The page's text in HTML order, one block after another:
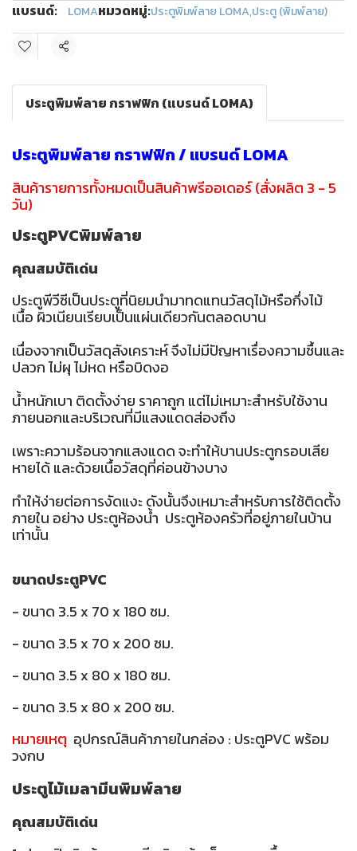
แบรนด์:
LOMAหมวดหมู่:ประตูพิมพ์ลาย LOMA,ประตู (พิมพ์ลาย)
แชร์
ประตูพิมพ์ลาย กราฟฟิก (แบรนด์ LOMA)
ประตูพิมพ์ลาย กราฟฟิก / แบรนด์ LOMA
สินค้ารายการทั้งหมดเป็นสินค้าพรีออเดอร์ (สั่งผลิต 3 - 5
วัน)
ประตูPVCพิมพ์ลาย
คุณสมบัติเด่น
ประตูพีวีซีเป็นประตูที่นิยมนำมาทดแทนวัสดุไม้หรือกึ่งไม้
เนื้อ ผิวเนียนเรียบเป็นแผ่นเดียวกันตลอดบาน
เนื่องจากเป็นวัสดุสังเคราะห์ จึงไม่มีปัญหาเรื่องความชื้นและ
ปลวก ไม่ผุ ไม่หด หรือบิดงอ
น้ำหนักเบา ติดตั้งง่าย ราคาถูก แต่ไม่เหมาะสำหรับใช้งาน
ภายนอกและบริเวณที่มีแสงแดดส่องถึง
เพราะความร้อนจากแสงแดด จะทำให้บานประตูกรอบเสีย
หายได้ และด้วยเนื้อวัสดุที่ค่อนข้างบาง
ทำให้ง่ายต่อการงัดแงะ ดังนั้นจึงเหมาะสำหรับการใช้ติดตั้ง
ภายใน อย่าง ประตูห้องน้ำ ประตูห้องครัวที่อยู่ภายในบ้าน
เท่านั้น
ขนาดประตูPVC
- ขนาด 3.5 x 70 x 180 ซม.
- ขนาด 3.5 x 70 x 200 ซม.
- ขนาด 3.5 x 80 x 180 ซม.
- ขนาด 3.5 x 80 x 200 ซม.
หมายเหตุ อุปกรณ์สินค้าภายในกล่อง : ประตูPVC พร้อม
วงกบ
ประตูไม้เมลามีนพิมพ์ลาย
คุณสมบัติเด่น